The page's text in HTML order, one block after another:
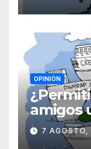
OPINIÓN
amigos
Cuba?
Blanch
7